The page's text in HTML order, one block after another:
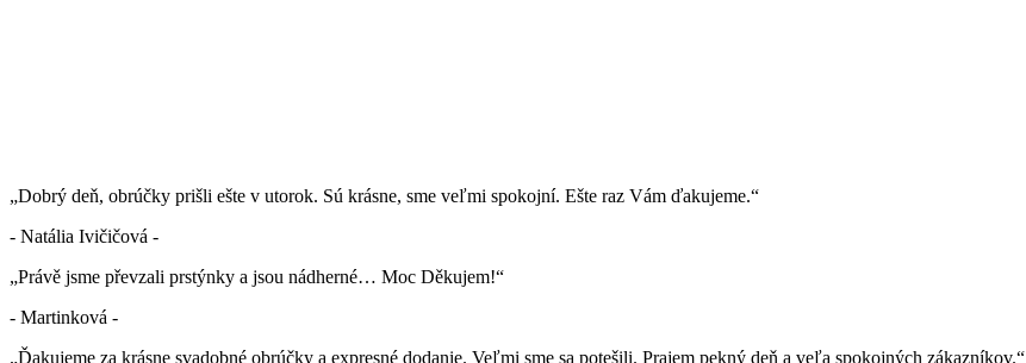
„Dobrý deň, obrúčky prišli ešte v utorok. Sú krásne, sme veľmi spokojní. Ešte raz Vám ďakujeme.“
- Natália Ivičičová -
„Právě jsme převzali prstýnky a jsou nádherné… Moc Děkujem!“
- Martinková -
„Ďakujeme za krásne svadobné obrúčky a expresné dodanie. Veľmi sme sa potešili. Prajem pekný deň a veľa spokojných zákazníkov.“